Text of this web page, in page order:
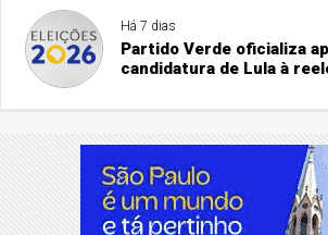
Há 7 dias
Partido Verde oficializa
candidatura de Lula à